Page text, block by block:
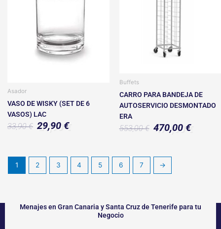
Asador
VASO DE WISKY (SET DE 6
VASOS) LAC
33,90€ 29,90 €
Buffets
CARRO PARA BANDEJA DE
AUTOSERVICIO DESMONTADO
ERA
553,00€
553,00 €.
470,00 €
1 2 3 4 5 6 7 →
Menajes en Gran Canaria y Santa Cruz de Tenerife para tu
Negocio